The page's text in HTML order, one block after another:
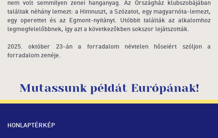
nem volt semmilyen zenei hanganyag. Az Országház klubszobájában
találtak néhány lemezt: a Himnuszt, a Szózatot, egy magyarnóta-lemezt,
egy operettet és az Egmont-nyitányt. Utóbbit találták az alkalomhoz
legmegfelelőbbnek, így azt a következőkben sokszor lejátszották.
2025. október 23-án a forradalom névtelen hőseiért szóljon a
forradalom zenéje.
Mutassunk példát Európának!
HONLAPTÉRKÉP